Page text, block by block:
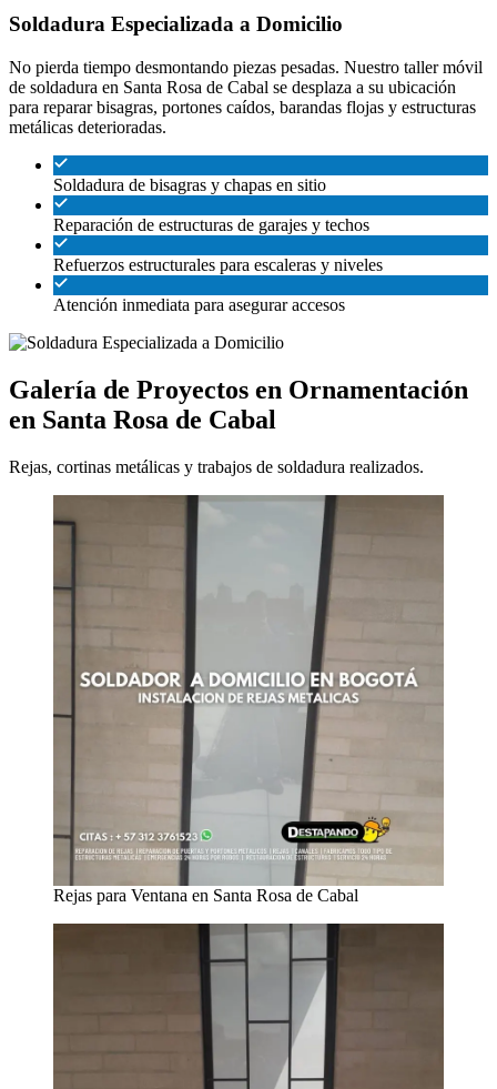
Soldadura Especializada a Domicilio
No pierda tiempo desmontando piezas pesadas. Nuestro taller móvil
de soldadura en Santa Rosa de Cabal se desplaza a su ubicación
para reparar bisagras, portones caídos, barandas flojas y estructuras
metálicas deterioradas.
Soldadura de bisagras y chapas en sitio
Reparación de estructuras de garajes y techos
Refuerzos estructurales para escaleras y niveles
Atención inmediata para asegurar accesos
Galería de Proyectos en Ornamentación
en Santa Rosa de Cabal
Rejas, cortinas metálicas y trabajos de soldadura realizados.
Rejas para Ventana en Santa Rosa de Cabal